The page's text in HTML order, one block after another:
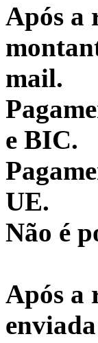
Após a
mail.
e BIC.
UE.
Não é
Após a